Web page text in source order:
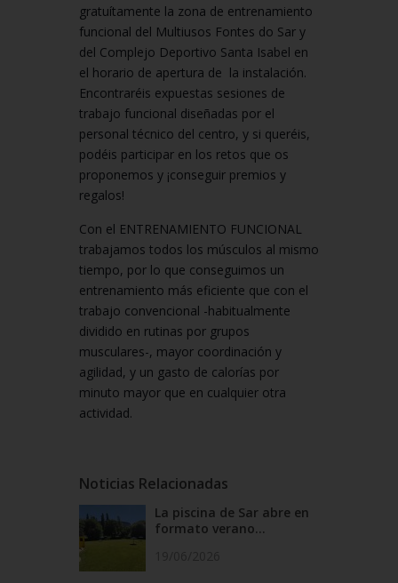
gratuítamente la zona de entrenamiento
funcional del Multiusos Fontes do Sar y
del Complejo Deportivo Santa Isabel en
el horario de apertura de la instalación.
Encontraréis expuestas sesiones de
trabajo funcional diseñadas por el
personal técnico del centro, y si queréis,
podéis participar en los retos que os
proponemos y ¡conseguir premios y
regalos!
Con el ENTRENAMIENTO FUNCIONAL
trabajamos todos los músculos al mismo
tiempo, por lo que conseguimos un
entrenamiento más eficiente que con el
trabajo convencional -habitualmente
dividido en rutinas por grupos
musculares-, mayor coordinación y
agilidad, y un gasto de calorías por
minuto mayor que en cualquier otra
actividad.
Noticias Relacionadas
La piscina de Sar abre en
formato verano...